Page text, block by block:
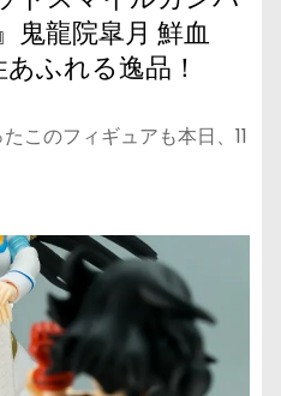
鬼龍院皐月 鮮血
ふれる逸品！
このフィギュアも本日、11